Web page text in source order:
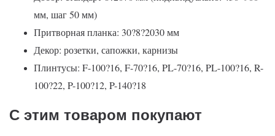
мм, шаг 50 мм)
Притворная планка: 30?8?2030 мм
Декор: розетки, сапожки, карнизы
Плинтусы: F-100?16, F-70?16, PL-70?16, PL-100?16, R-
100?22, P-100?12, P-140?18
С этим товаром покупают